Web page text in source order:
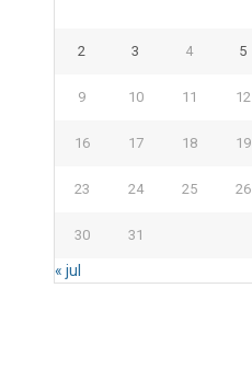
2 3 4 5
9 10 11 12
16 17 18 19
23 24 25 26
30 31
« jul